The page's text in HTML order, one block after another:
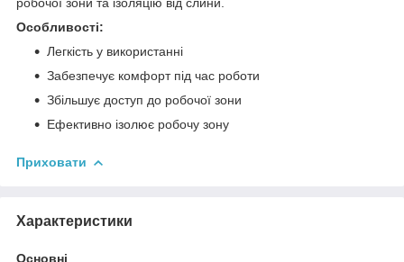
Особливості:
Легкість у використанні
Забезпечує комфорт під час роботи
Збільшує доступ до робочої зони
Ефективно ізолює робочу зону
Приховати
Характеристики
Основні